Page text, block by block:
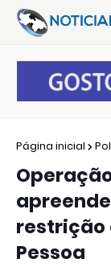
Página inicial
restrição
Pessoa